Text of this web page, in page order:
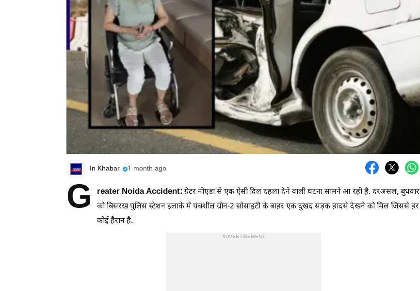
In Khabar 1 month ago
G reater Noida Accident:ग्रेटर नोएडा से एक ऐसी दिल दहला देने वाली घटना सामने आ रही है. दरअसल, बुधवार
को बिसरख पुलिस स्टेशन इलाके में पंचशील ग्रीन-2 सोसाइटी के बाहर एक दुखद सड़क हादसे देखने को मिल जिससे हर
कोई हैरान है.
ADVERTISEMENT